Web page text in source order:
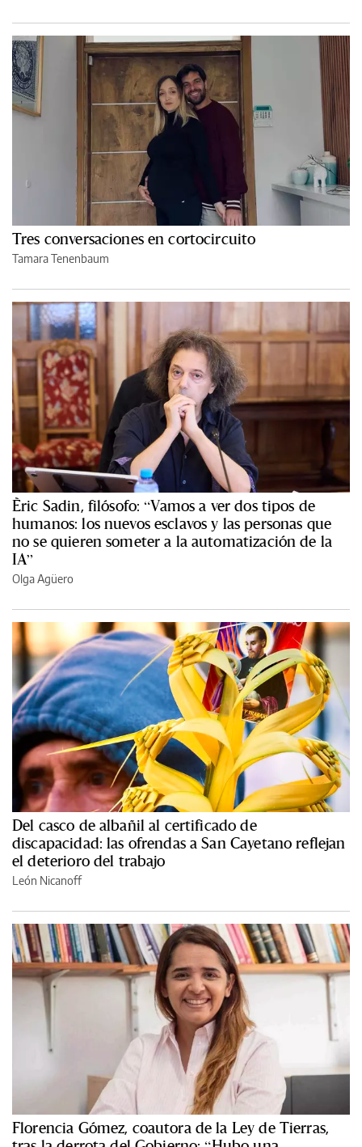
Tres conversaciones en cortocircuito
Tamara Tenenbaum
Èric Sadin, filósofo: “Vamos a ver dos tipos de
humanos: los nuevos esclavos y las personas que
no se quieren someter a la automatización de la
IA”
Olga Agüero
Del casco de albañil al certificado de
discapacidad: las ofrendas a San Cayetano reflejan
el deterioro del trabajo
León Nicanoff
Florencia Gómez, coautora de la Ley de Tierras,